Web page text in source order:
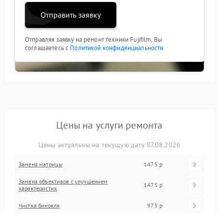
Отправить заявку
Отправляя заявку на ремонт техники Fujifilm, Вы
соглашаетесь с Политикой конфиденциальности
Цены на услуги ремонта
Цены актуальны на текущую дату 07.08.2026
Замена матрицы 1475 р
Замена объективов с улучшением
характеристик
1475 р
Чистка бинокля 975 р